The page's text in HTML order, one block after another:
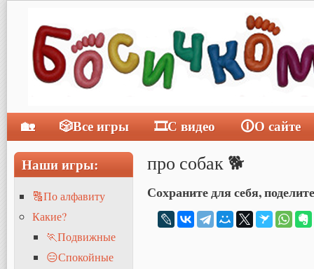
про собак 🐕
Сохраните для себя,
Главное меню
🏡 🎲Все игры 🎞С видео
🛈О сайте
Наши игры:
🔠По алфавиту
Какие?
🏃Подвижные
😑Спокойные